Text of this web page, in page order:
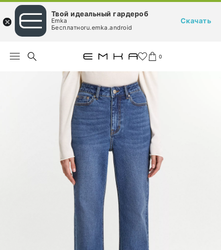
0
Твой идеальный гардероб
Emka
Бесплатноru.emka.android
Скачать